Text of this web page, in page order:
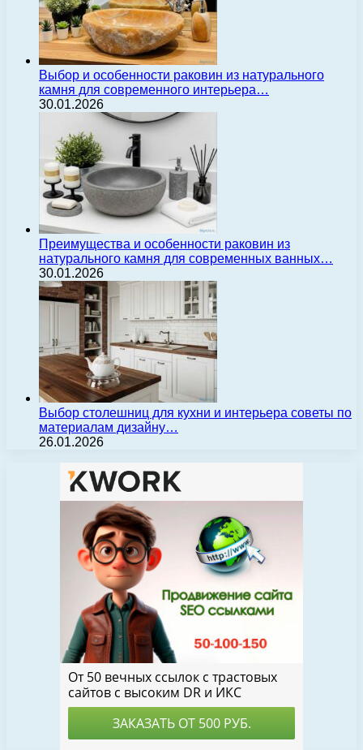
Выбор и особенности раковин из натурального
камня для современного интерьера…
30.01.2026
Преимущества и особенности раковин из
натурального камня для современных ванных…
30.01.2026
Выбор столешниц для кухни и интерьера советы по
материалам дизайну…
26.01.2026